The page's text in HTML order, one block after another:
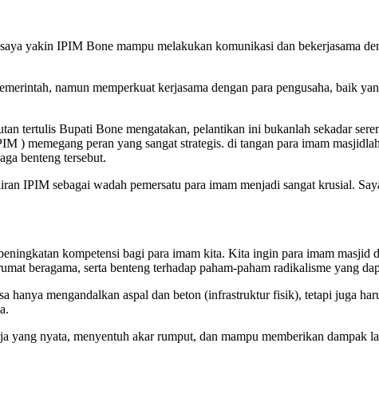
yakin IPIM Bone mampu melakukan komunikasi dan bekerjasama
namun memperkuat kerjasama dengan para pengusaha, baik
tertulis Bupati Bone mengatakan, pelantikan ini bukanlah sekadar
memegang peran yang sangat strategis. di tangan para imam
benteng tersebut.
IPIM sebagai wadah pemersatu para imam menjadi sangat krusial.
kompetensi bagi para imam kita. Kita ingin para imam
beragama, serta benteng terhadap paham-paham radikalisme yang
mengandalkan aspal dan beton (infrastruktur fisik), tetapi juga
nyata, menyentuh akar rumput, dan mampu memberikan dampak